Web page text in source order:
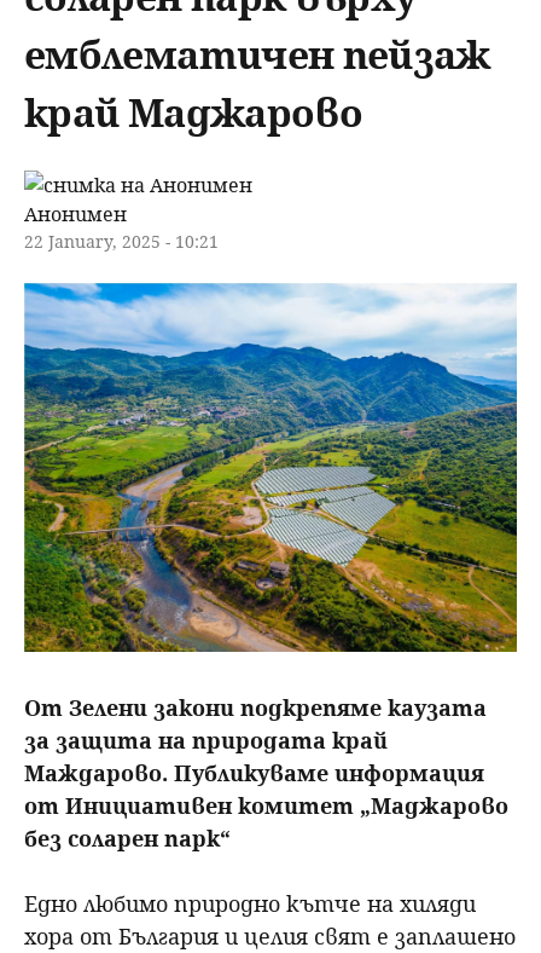
н
ю
ъ
р
с
е
н
е
u
емблематичен пейзаж
край Маджарово
Анонимен
22 January, 2025 - 10:21
От Зелени закони подкрепяме каузата
за защита на природата край
Маждарово. Публикуваме информация
от Инициативен комитет „Маджарово
без соларен парк“
Едно любимо природно кътче на хиляди
хора от България и целия свят е заплашено